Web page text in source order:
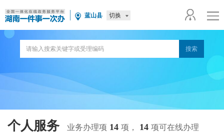
蓝山县 切换
个人服务 业务办理项 14 项， 14 项可在线办理